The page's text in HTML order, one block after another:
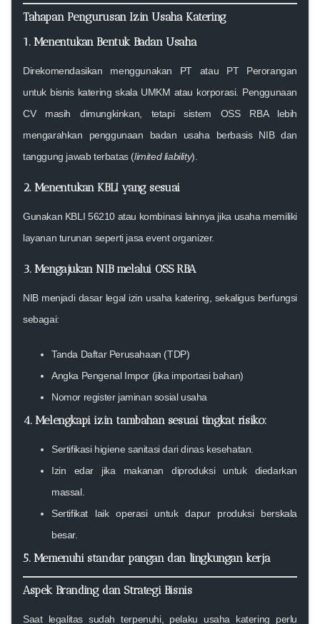
Tahapan Pengurusan Izin Usaha Katering
1. Menentukan Bentuk Badan Usaha
Direkomendasikan menggunakan PT atau PT Perorangan
untuk bisnis katering skala UMKM atau korporasi. Penggunaan
CV masih dimungkinkan, tetapi sistem OSS RBA lebih
mengarahkan penggunaan badan usaha berbasis NIB dan
tanggung jawab terbatas (limited liability).
2. Menentukan KBLI yang sesuai
Gunakan KBLI 56210atau kombinasi lainnya jika usaha memiliki
layanan turunan seperti jasa event organizer.
3. Mengajukan NIB melalui OSS RBA
NIB menjadi dasar legal izin usaha katering , sekaligus berfungsi
sebagai:
Tanda Daftar Perusahaan (TDP)
Angka Pengenal Impor (jika importasi bahan)
Nomor register jaminan sosial usaha
4. Melengkapi izin tambahan sesuai tingkat risiko:
Sertifikasi higiene sanitasi dari dinas kesehatan.
Izin edar jika makanan diproduksi untuk diedarkan
massal.
Sertifikat laik operasi untuk dapur produksi berskala
besar.
5. Memenuhi standar pangan dan lingkungan kerja
Aspek Branding dan Strategi Bisnis
Saat legalitas sudah terpenuhi, pelaku usaha katering perlu